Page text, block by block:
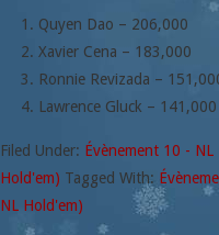
Quyen Dao – 206,000
Xavier Cena – 183,000
Ronnie Revizada –
Lawrence Gluck – 141,000
Filed Under: Évènement 10 -
Hold'em) Tagged With:
NL Hold'em)